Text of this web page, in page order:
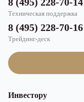
8 (495) 228-70-14
Техническая поддержка
8 (495) 228-70-16
Трейдинг-деск
Инвестору